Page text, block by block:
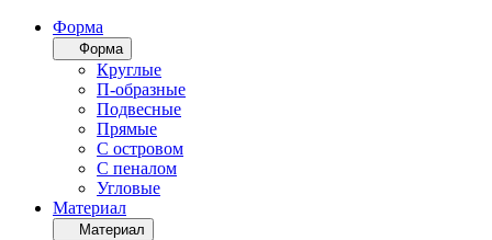
Форма
Форма
Круглые
П-образные
Подвесные
Прямые
С островом
С пеналом
Угловые
Материал
Материал